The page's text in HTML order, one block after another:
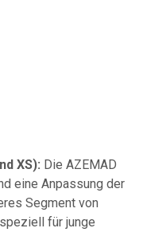
XS): Die AZEMAD
eine Anpassung der
Segment von
für junge